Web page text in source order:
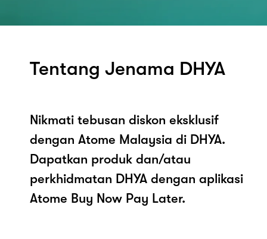
Tentang Jenama DHYA
Nikmati tebusan diskon eksklusif
dengan Atome Malaysia di DHYA.
Dapatkan produk dan/atau
perkhidmatan DHYA dengan aplikasi
Atome Buy Now Pay Later.